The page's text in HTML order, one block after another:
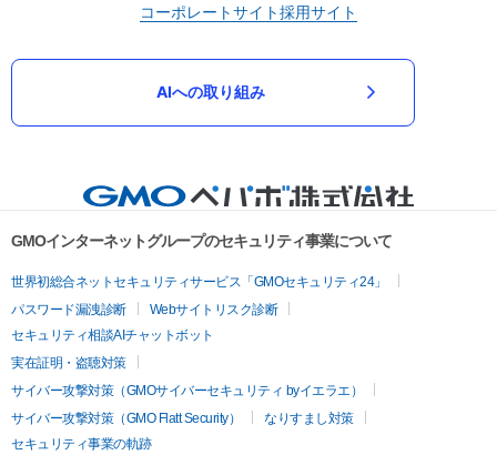
コーポレートサイト採用サイト
AIへの取り組み
GMOインターネットグループのセキュリティ事業について
世界初総合ネットセキュリティサービス「GMOセキュリティ24」
パスワード漏洩診断
Webサイトリスク診断
セキュリティ相談AIチャットボット
実在証明・盗聴対策
サイバー攻撃対策（GMOサイバーセキュリティ byイエラエ）
サイバー攻撃対策（GMO Flatt Security）
なりすまし対策
セキュリティ事業の軌跡